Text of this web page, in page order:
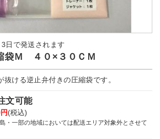
日で発送されます
袋Ｍ ４０×３０ＣＭ
抜ける逆止弁付きの圧縮袋です。
文可能
(税込)
・一部の地域においては配送エリア対象外とさせて